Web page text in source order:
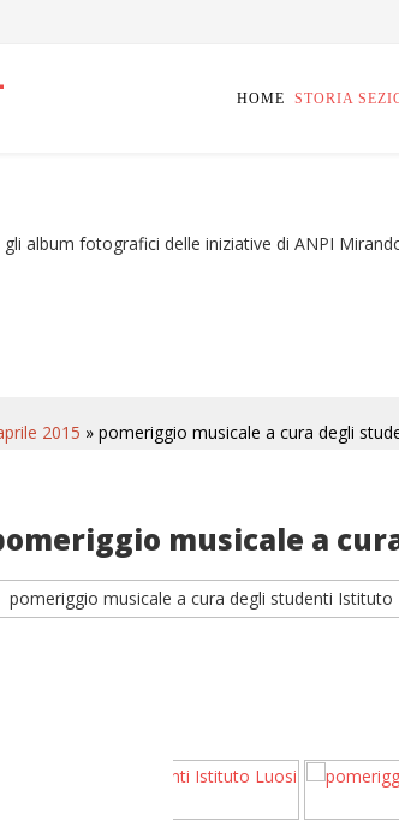
HOME STORIA
album fotografici delle iniziative di ANPI
2015 » pomeriggio musicale a cura degli
musicale a